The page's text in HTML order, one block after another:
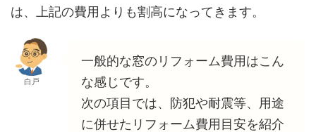
は、上記の費用よりも割高になってきます。
白戸
一般的な窓のリフォーム費用はこん
な感じです。
次の項目では、防犯や耐震等、用途
に併せたリフォーム費用目安を紹介